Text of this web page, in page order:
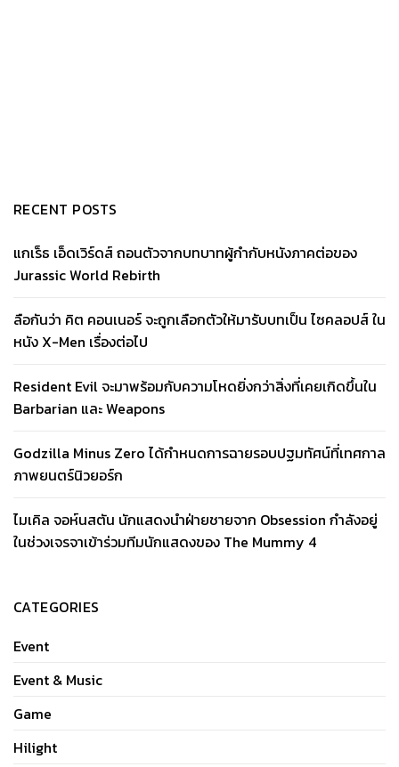
RECENT POSTS
แกเร็ธ เอ็ดเวิร์ดส์ ถอนตัวจากบทบาทผู้กำกับหนังภาคต่อของ
Jurassic World Rebirth
ลือกันว่า คิต คอนเนอร์ จะถูกเลือกตัวให้มารับบทเป็น ไซคลอปส์ ใน
หนัง X-Men เรื่องต่อไป
Resident Evil จะมาพร้อมกับความโหดยิ่งกว่าสิ่งที่เคยเกิดขึ้นใน
Barbarian และ Weapons
Godzilla Minus Zero ได้กำหนดการฉายรอบปฐมทัศน์ที่เทศกาล
ภาพยนตร์นิวยอร์ก
ไมเคิล จอห์นสตัน นักแสดงนำฝ่ายชายจาก Obsession กำลังอยู่
ในช่วงเจรจาเข้าร่วมทีมนักแสดงของ The Mummy 4
CATEGORIES
Event
Event & Music
Game
Hilight